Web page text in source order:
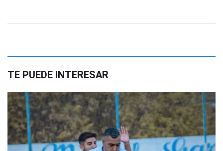
TE PUEDE INTERESAR